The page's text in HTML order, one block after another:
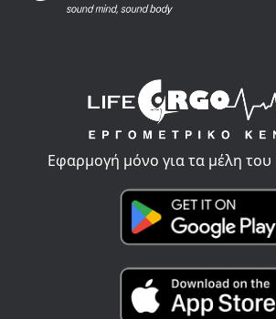
Εφαρμογή μόνο για τα μέλη του